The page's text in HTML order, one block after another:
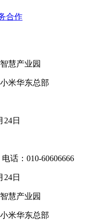
合作
慧产业园
米华东总部
24日
话：010-60606666
24日
慧产业园
米华东总部